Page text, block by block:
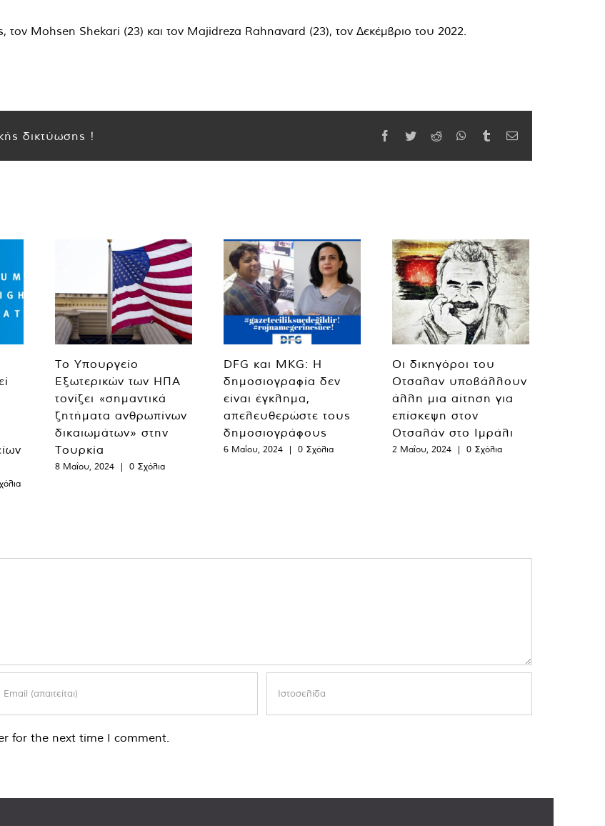
τον Mohsen Shekari (23) και τον Majidreza Rahnavard (23), τον Δεκέμβριο του 2022.
δικτύωσης ! Facebook
TwitterReddit WhatsApp
TumblrEmail
Το Υπουργείο
Εξωτερικών των ΗΠΑ
τονίζει «σημαντικά
ζητήματα ανθρωπίνων
δικαιωμάτων» στην
Τουρκία
8 Μαΐου, 2024 | 0 Σχόλια
DFG και MKG: Η
δημοσιογραφία δεν
είναι έγκλημα,
απελευθερώστε τους
δημοσιογράφους
6 Μαΐου, 2024 | 0 Σχόλια
Οι δικηγόροι του
Οτσαλαν υποβάλλουν
άλλη μια αίτηση για
επίσκεψη στον
Οτσαλάν στο Ιμράλι
2 Μαΐου, 2024 | 0 Σχόλια
for the next time I comment.